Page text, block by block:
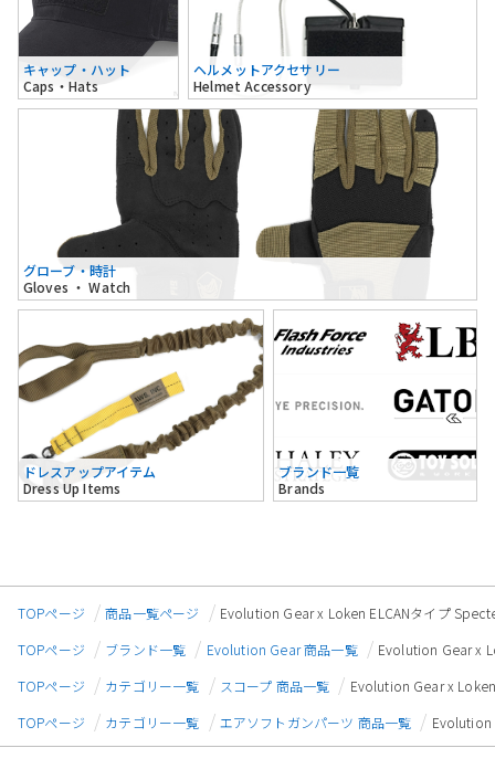
キャップ・ハット
Caps・Hats
ヘルメットアクセサリー
Helmet Accessory
グローブ・時計
Gloves ・ Watch
ドレスアップアイテム
Dress Up Items
ブランド一覧
Brands
TOPページ 商品一覧ページ
Evolution Gear x Loken ELCANタイプ
TOPページ
ブランド一覧 Evolution Gear 商品一覧
Evolution Gear x
TOPページ
カテゴリー一覧 スコープ 商品一覧
Evolution Gear x
TOPページ
カテゴリー一覧 エアソフトガンパーツ 商品一覧 Evolution